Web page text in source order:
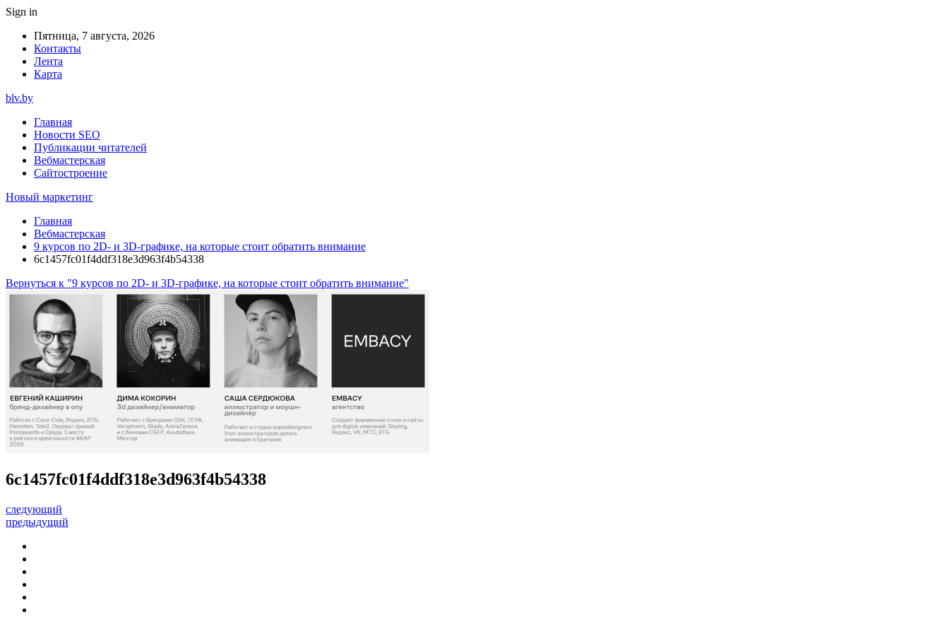
Sign in
Пятница, 7 августа, 2026
Контакты
Лента
Карта
blv.by
Главная
Новости SEO
Публикации читателей
Вебмастерская
Сайтостроение
Новый маркетинг
Главная
Вебмастерская
9 курсов по 2D- и 3D-графике, на которые стоит обратить внимание
6c1457fc01f4ddf318e3d963f4b54338
Вернуться к "9 курсов по 2D- и 3D-графике, на которые стоит обратить внимание"
6c1457fc01f4ddf318e3d963f4b54338
следующий
предыдущий